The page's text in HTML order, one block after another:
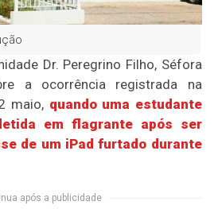
Dr. Peregrino Filho, Séfora
a ocorrência registrada na
maio, quando uma estudante
em flagrante após ser
de um iPad furtado durante
após a publicidade